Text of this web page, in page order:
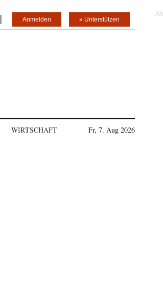
» Unterstützen
Anmelden
WIRTSCHAFT Fr, 7. Aug 2026